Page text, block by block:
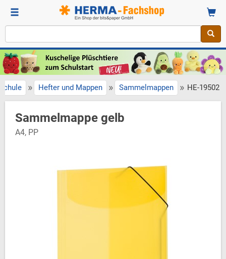
» Hefter und Mappen » Sammelmappen » HE-19502
Sammelmappe gelb
A4, PP